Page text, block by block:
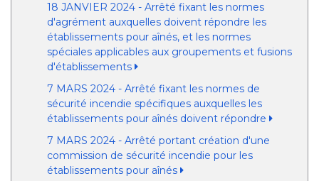
18 JANVIER 2024 - Arrêté fixant les normes
d'agrément auxquelles doivent répondre les
établissements pour aînés, et les normes
spéciales applicables aux groupements et fusions
d'établissements
7 MARS 2024 - Arrêté fixant les normes de
sécurité incendie spécifiques auxquelles les
établissements pour aînés doivent répondre
7 MARS 2024 - Arrêté portant création d'une
commission de sécurité incendie pour les
établissements pour aînés